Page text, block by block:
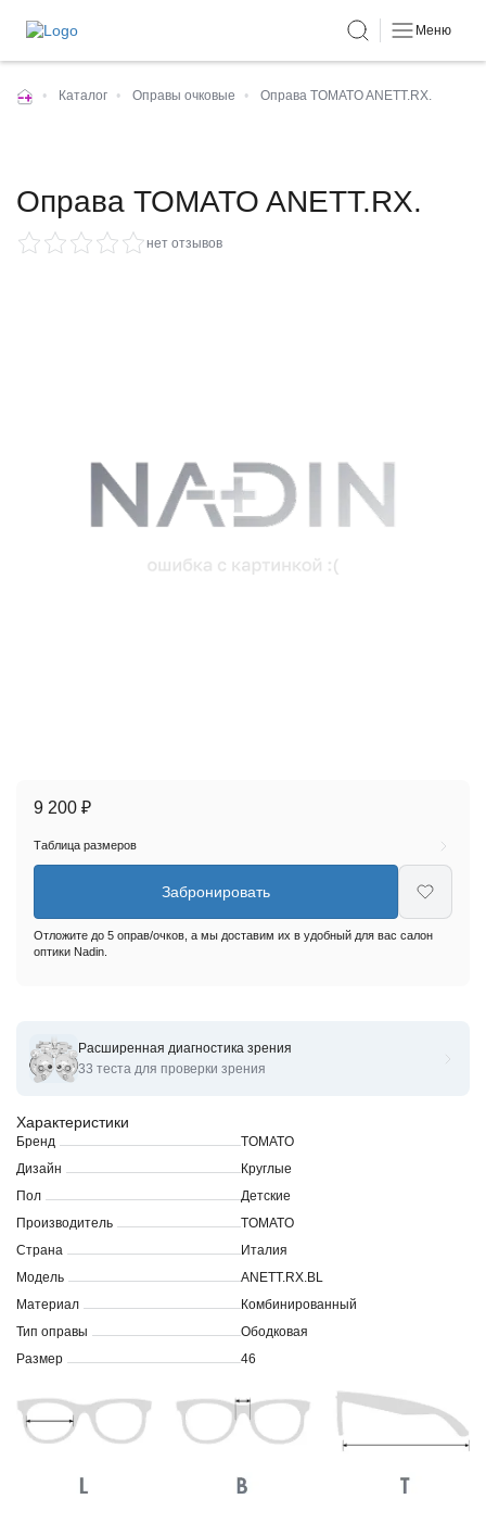
Меню
• Каталог • Оправы очковые • Оправа TOMATO ANETT.RX.
Оправа TOMATO ANETT.RX.
нет отзывов
Оправы для очков корригирующих TOMATO ANETT.RX.
Характеристики
Бренд
TOMATO
Дизайн
Круглые
Пол
Детские
Производитель
TOMATO
Страна
Италия
Модель
ANETT.RX.BL
Материал
Комбинированный
Тип оправы
Ободковая
Размер
46
9 200 ₽
Таблица размеров
Забронировать
Отложите до 5 оправ/очков, а мы доставим их в удобный для вас салон
оптики Nadin.
Расширенная диагностика зрения
33 теста для проверки зрения